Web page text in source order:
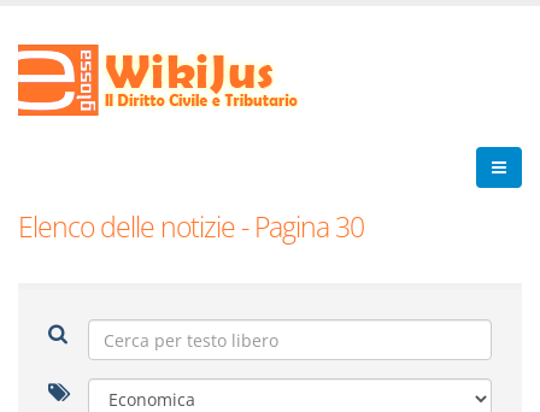
Elenco delle notizie - Pagina 30